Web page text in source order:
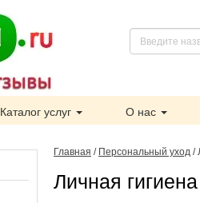
Каталог услуг О нас
Главная / Персональный уход /
Личная гигиена